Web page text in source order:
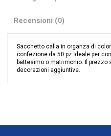
Recensioni (0)
Sacchetto calla in organza di
confezione da 50 pz Ideale per
battesimo o matrimonio. Il
decorazioni aggiuntive.
Categoria Prodotto